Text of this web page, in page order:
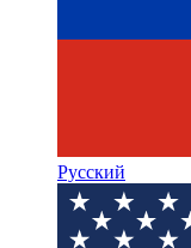
Русский